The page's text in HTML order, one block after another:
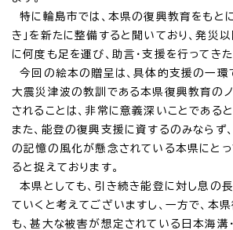
特に輪島市では、本県の復興教育をもとに
き」を新たに整備すると聞いており、発災
に何度も足を運び、助言・支援を行ってきた
今回の絵本の贈呈は、具体的支援の一環
大震災津波の教訓である本県復興教育の
されることは、非常に意義深いことである
また、能登の復興支援に資するのみならず
の記憶の風化が懸念されている本県にとっ
ると捉えております。
本県としても、引き続き能登に対し息の
ていくと考えてございますし、一方で、本
も、甚大な被害が想定されている日本海溝